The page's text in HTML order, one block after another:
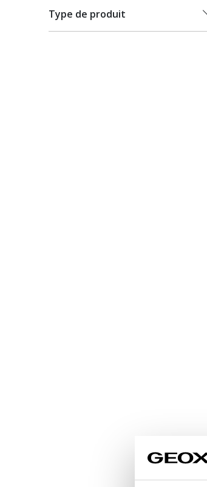
Type de produit